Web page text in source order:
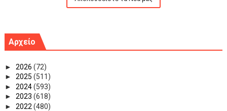
Αρχείο
► 2026 (72)
► 2025 (511)
► 2024(593)
► 2023 (618)
► 2022 (480)